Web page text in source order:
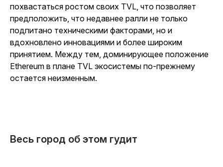
похвастаться ростом своих TVL, что позволяет
предположить, что недавнее ралли не только
подпитано техническими факторами, но и
вдохновлено инновациями и более широким
принятием. Между тем, доминирующее положение
Ethereum в плане TVL экосистемы по-прежнему
остается неизменным.
Весь город об этом гудит